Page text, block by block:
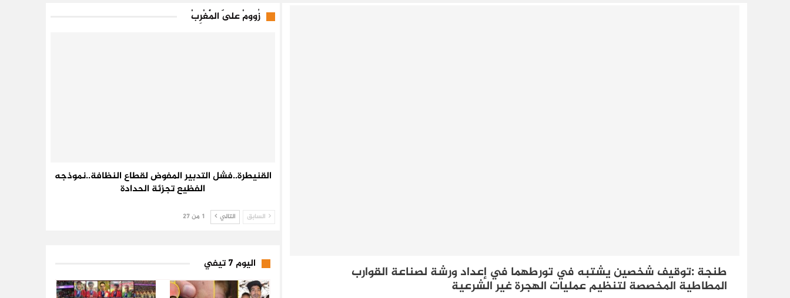
طنجة :توقيف شخصين يشتبه في تورطهما في إعداد ورشة لصناعة القوارب
المطاطية المخصصة لتنظيم عمليات الهجرة غير الشرعية
زُوومْ عَلَى الْمَغْرِبْ
القنيطرة..فشل التدبير المفوض لقطاع النظافة..نموذجه
الفظيع تجزئة الحدادة
السابق التالي 1 من 27
اليوم 7 تيفي